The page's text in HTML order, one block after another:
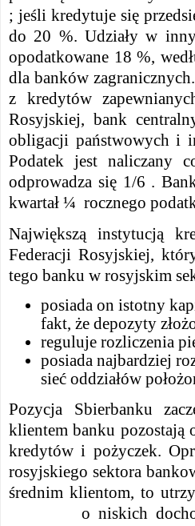
; jeśli kredytuje się
do 20 %. Udziały w
opodatkowane 18 %,
dla banków
z kredytów
Rosyjskiej, bank
obligacji państwowych i
Podatek jest naliczany
odprowadza się 1/6 .
kwartał ¼ rocznego
Największą instytucją
Federacji Rosyjskiej,
tego banku w rosyjskim
posiada on istotny
fakt, że depozyty
reguluje rozliczenia
posiada najbardziej
sieć oddziałów
Pozycja Sbierbanku
klientem banku pozostają
kredytów i pożyczek.
rosyjskiego sektora
średnim klientom, to
o niskich